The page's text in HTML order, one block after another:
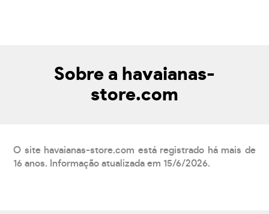
Sobre a havaianas-
store.com
O site havaianas-store.com está registrado há mais de
16 anos. Informação atualizada em 15/6/2026.